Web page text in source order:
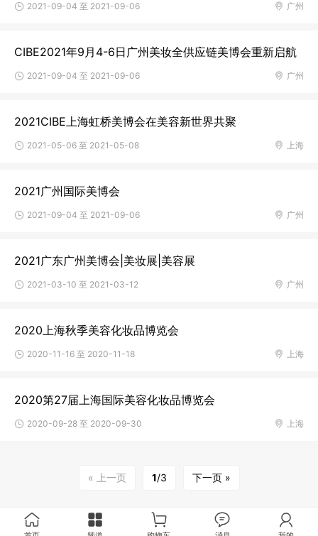
广州
2021-09-04 至 2021-09-06
CIBE2021年9月4-6日广州美妆全供应链美博会重新启航
广州
2021-09-04 至 2021-09-06
2021CIBE上海虹桥美博会在美容新世界共聚
上海
2021-05-06 至 2021-05-08
2021广州国际美博会
广州
2021-09-04 至 2021-09-06
2021广东广州美博会|美妆展|美容展
广州
2021-03-10 至 2021-03-12
2020上海秋季美容化妆品博览会
上海
2020-11-16 至 2020-11-18
2020第27届上海国际美容化妆品博览会
上海
2020-09-28 至 2020-09-30
« 上一页 1/3 下一页 »